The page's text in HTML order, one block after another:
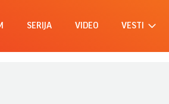
SERIJA VIDEO VESTI